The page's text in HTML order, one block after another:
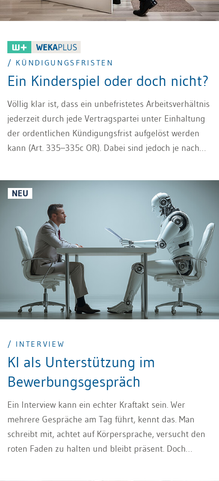
/ KÜNDIGUNGSFRISTEN
Ein Kinderspiel oder doch nicht?
Völlig klar ist, dass ein unbefristetes Arbeitsverhältnis
jederzeit durch jede Vertragspartei unter Einhaltung
der ordentlichen Kündigungsfrist aufgelöst werden
kann (Art. 335–335c OR). Dabei sind jedoch je nach
den Zeitpunkt und den Lauf der Kündigungsfristen
NEU
/ INTERVIEW
KI als Unterstützung im
Bewerbungsgespräch
Ein Interview kann ein echter Kraftakt sein. Wer
mehrere Gespräche am Tag führt, kennt das. Man
schreibt mit, achtet auf Körpersprache, versucht den
roten Faden zu halten und bleibt präsent. Doch